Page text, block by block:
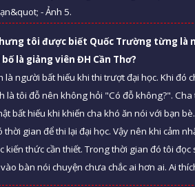
tôi được biết Quốc Trường từng là
là giảng viên ĐH Cần Thơ?
là người bất hiếu khi thi trượt đại học. Khi đó
là tôi đỗ nên không hỏi "Có đỗ không?".
bất hiếu khi khiến cha khó ăn nói với bạn
gian để thi lại đại học. Vậy nên khi cảm
kiến thức cần thiết. Trong thời gian đó tôi
bàn nói chuyện chưa chắc ai hơn ai. Ai